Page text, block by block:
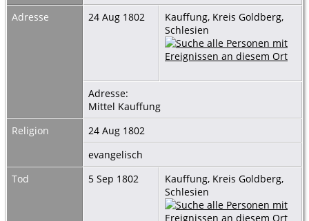
Adresse
24 Aug 1802
Kauffung, Kreis Goldberg,
Schlesien
Adresse:
Mittel Kauffung
Religion
24 Aug 1802
evangelisch
Tod
5 Sep 1802
Kauffung, Kreis Goldberg,
Schlesien